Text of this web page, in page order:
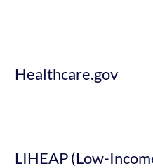
Healthcare.gov
LIHEAP (Low-